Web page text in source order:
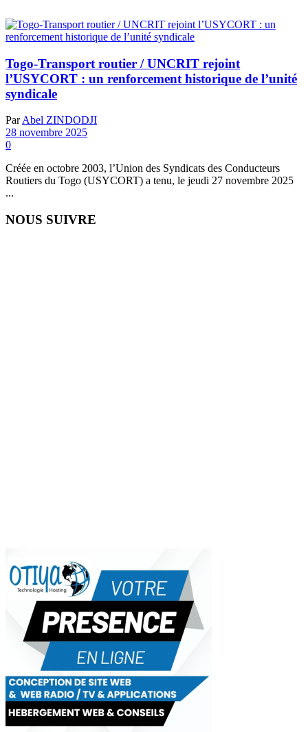
Togo-Transport routier / UNCRIT rejoint
l’USYCORT : un renforcement historique de l’unité
syndicale
Par Abel ZINDODJI
28 novembre 2025
0
Créée en octobre 2003, l’Union des Syndicats des Conducteurs
Routiers du Togo (USYCORT) a tenu, le jeudi 27 novembre 2025
...
NOUS SUIVRE